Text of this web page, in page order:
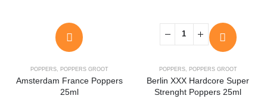
POPPERS, POPPERS GROOT
Amsterdam France Poppers
25ml
POPPERS, POPPERS GROOT
Berlin XXX Hardcore Super
Strenght Poppers 25ml